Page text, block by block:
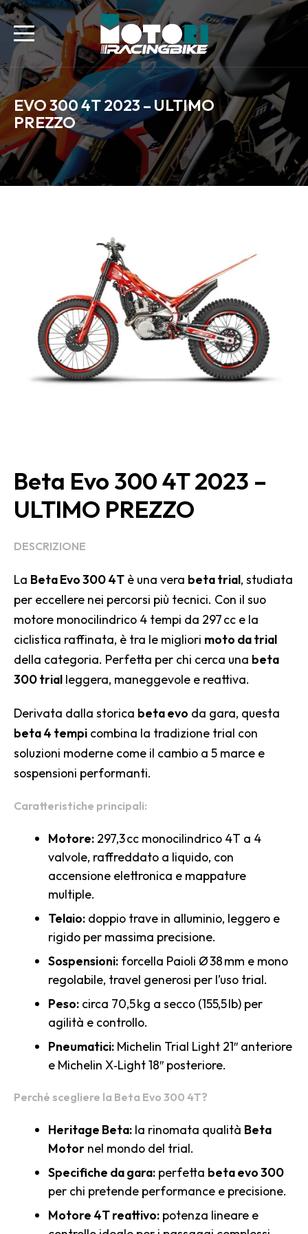
EVO 300 4T 2023 – ULTIMO
PREZZO
Beta Evo 300 4T 2023 –
ULTIMO PREZZO
DESCRIZIONE
La Beta Evo 300 4T è una vera beta trial, studiata
per eccellere nei percorsi più tecnici. Con il suo
motore monocilindrico 4 tempi da 297 cc e la
ciclistica raffinata, è tra le migliori moto da trial
della categoria. Perfetta per chi cerca una beta
300 trial leggera, maneggevole e reattiva.
Derivata dalla storica beta evo da gara, questa
beta 4 tempi combina la tradizione trial con
soluzioni moderne come il cambio a 5 marce e
sospensioni performanti.
Caratteristiche principali:
Motore: 297,3 cc monocilindrico 4T a 4
valvole, raffreddato a liquido, con
accensione elettronica e mappature
multiple.
Telaio: doppio trave in alluminio, leggero e
rigido per massima precisione.
Sospensioni: forcella Paioli Ø 38 mm e mono
regolabile, travel generosi per l’uso trial.
Peso: circa 70,5 kg a secco (155,5 lb) per
agilità e controllo.
Pneumatici: Michelin Trial Light 21″ anteriore
e Michelin X‑Light 18″ posteriore.
Perché scegliere la Beta Evo 300 4T?
Heritage Beta: la rinomata qualità Beta
Motor nel mondo del trial.
Specifiche da gara: perfetta beta evo 300
per chi pretende performance e precisione.
Motore 4T reattivo: potenza lineare e